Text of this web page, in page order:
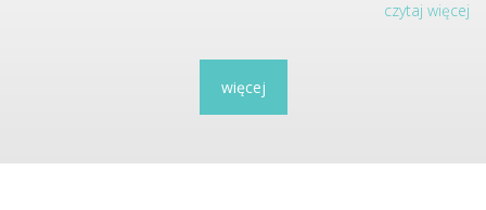
czytaj więcej
więcej